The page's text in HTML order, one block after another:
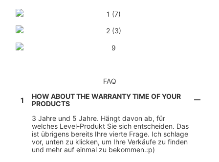
FAQ
1
HOW ABOUT THE WARRANTY TIME OF YOUR
PRODUCTS
3 Jahre und 5 Jahre. Hängt davon ab, für
welches Level-Produkt Sie sich entscheiden. Das
ist übrigens bereits Ihre vierte Frage. Ich schlage
vor, unten zu klicken, um Ihre Verkäufe zu finden
und mehr auf einmal zu bekommen.:p)